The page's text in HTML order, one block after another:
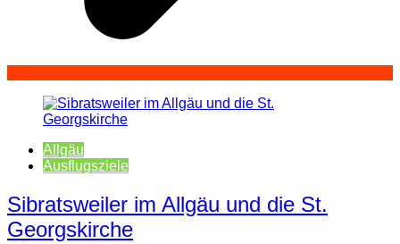
Allgäu
Ausflugsziele
Sibratsweiler im Allgäu und die St.
Georgskirche